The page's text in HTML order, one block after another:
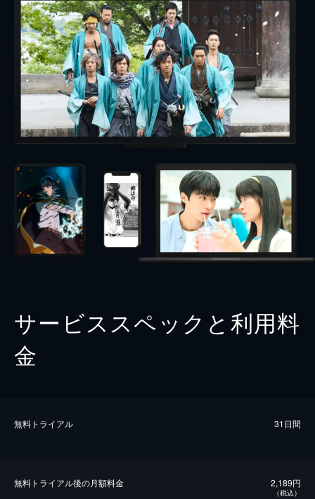
サービススペックと利用料
金
無料トライアル 31日間
無料トライアル後の⽉額料金 2,189円
（税込）